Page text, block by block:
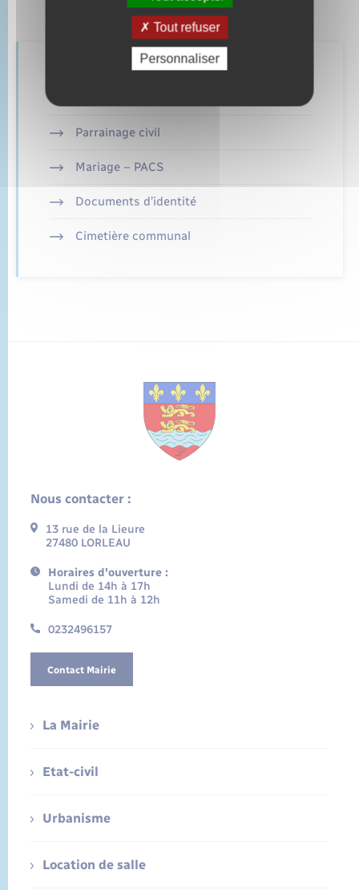
Retrouvez aussi
Parrainage civil
Mariage – PACS
Documents d’identité
Cimetière communal
Nous contacter :
13 rue de la Lieure
27480 LORLEAU
Horaires d'ouverture :
Lundi de 14h à 17h
Samedi de 11h à 12h
0232496157
Contact Mairie
La Mairie
Etat-civil
Urbanisme
Location de salle
Tout refuser
Personnaliser